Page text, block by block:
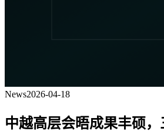
News2026-04-18
中越高层会晤成果丰硕